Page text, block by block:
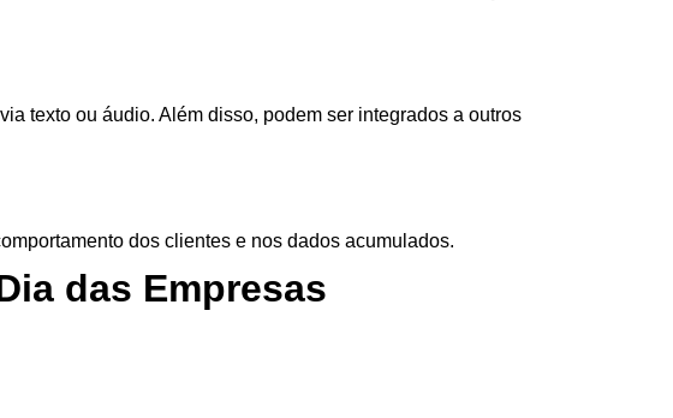
texto ou áudio. Além disso, podem ser integrados a outros
dos clientes e nos dados acumulados.
das Empresas